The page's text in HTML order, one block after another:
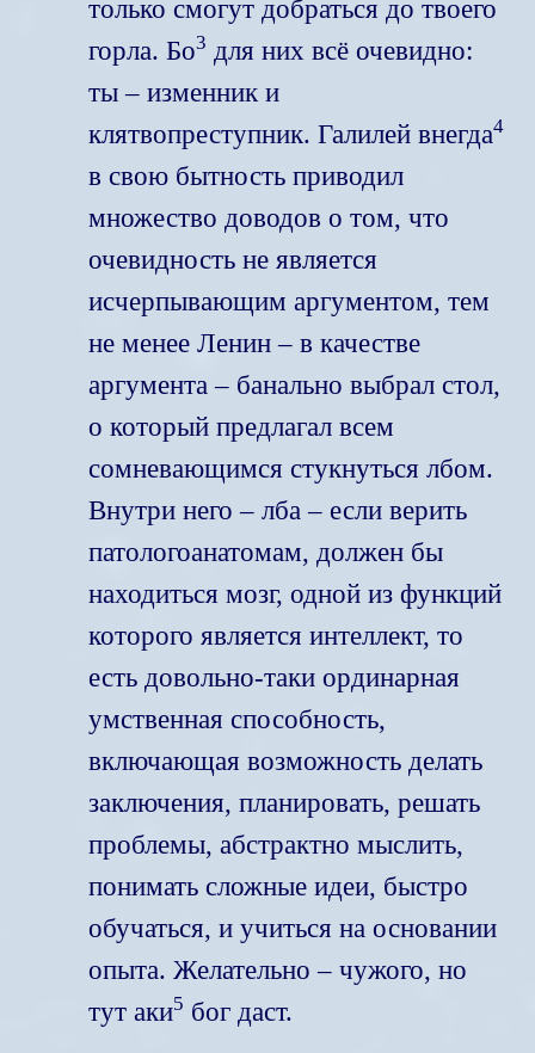
только смогут добраться до твоего
горла. Бо3 для них всё очевидно:
ты – изменник и
клятвопреступник. Галилей внегда4
в свою бытность приводил
множество доводов о том, что
очевидность не является
исчерпывающим аргументом, тем
не менее Ленин – в качестве
аргумента – банально выбрал стол,
о который предлагал всем
сомневающимся стукнуться лбом.
Внутри него – лба – если верить
патологоанатомам, должен бы
находиться мозг, одной из функций
которого является интеллект, то
есть довольно-таки ординарная
умственная способность,
включающая возможность делать
заключения, планировать, решать
проблемы, абстрактно мыслить,
понимать сложные идеи, быстро
обучаться, и учиться на основании
опыта. Желательно – чужого, но
тут аки5 бог даст.